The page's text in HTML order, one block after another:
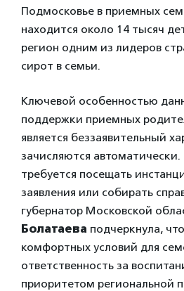
Подмосковье в приемных
находится около 14 тысяч
регион одним из лидеров
сирот в семьи.
Ключевой особенностью
поддержки приемных
является беззаявительный
зачисляются
требуется посещать
заявления или собирать
губернатор Московской
Болатаева подчеркнула,
комфортных условий для
ответственность за
приоритетом региональной